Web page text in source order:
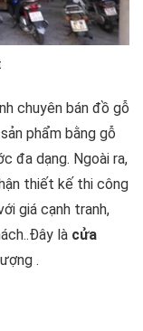
chuyên bán đồ gỗ
phẩm bằng gỗ
đa dạng. Ngoài ra,
thiết kế thi công
giá cạnh tranh,
là cửa
.